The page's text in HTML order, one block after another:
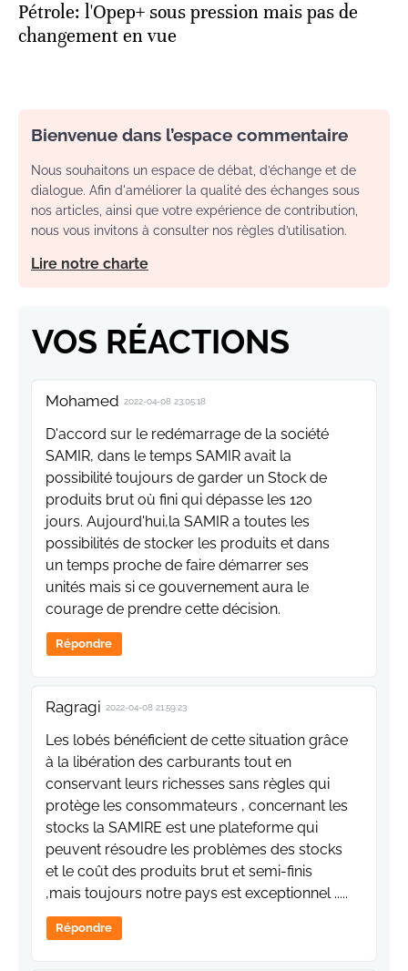
Pétrole: l'Opep+ sous pression mais pas de
changement en vue
Bienvenue dans l’espace commentaire
Nous souhaitons un espace de débat, d’échange et de
dialogue. Afin d'améliorer la qualité des échanges sous
nos articles, ainsi que votre expérience de contribution,
nous vous invitons à consulter nos règles d’utilisation.
Lire notre charte
VOS RÉACTIONS
Mohamed 2022-04-08 23:05:18
D'accord sur le redémarrage de la société
SAMIR, dans le temps SAMIR avait la
possibilité toujours de garder un Stock de
produits brut où fini qui dépasse les 120
jours. Aujourd'hui,la SAMIR a toutes les
possibilités de stocker les produits et dans
un temps proche de faire démarrer ses
unités mais si ce gouvernement aura le
courage de prendre cette décision.
Répondre
Ragragi 2022-04-08 21:59:23
Les lobés bénéficient de cette situation grâce
à la libération des carburants tout en
conservant leurs richesses sans règles qui
protège les consommateurs , concernant les
stocks la SAMIRE est une plateforme qui
peuvent résoudre les problèmes des stocks
et le coût des produits brut et semi-finis
,mais toujours notre pays est exceptionnel .....
Répondre